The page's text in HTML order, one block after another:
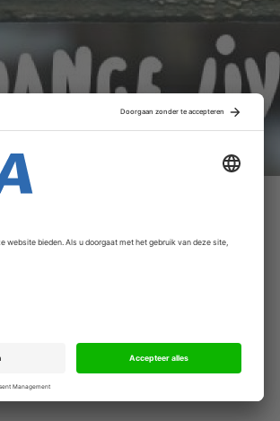
voorraden op te bouwen", aldus
via crowdfunding. Meer dan